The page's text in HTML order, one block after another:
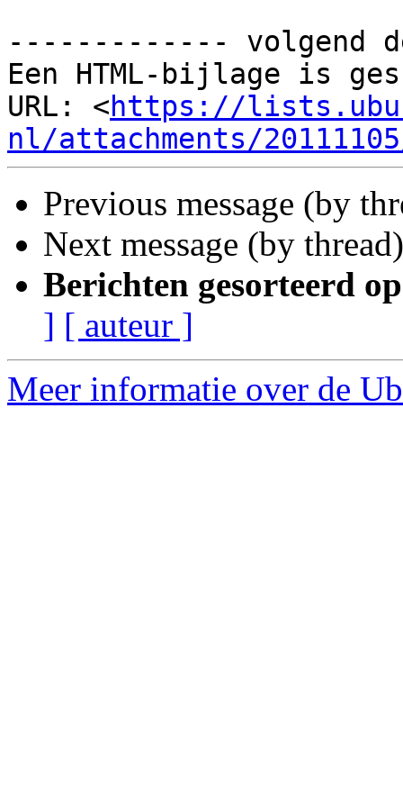
------------- volgend
Een HTML-bijlage is
URL: <https://
nl/attachments/
Previous message (by
Next message (by
Berichten gesorteerd
] [ auteur ]
Meer informatie over de